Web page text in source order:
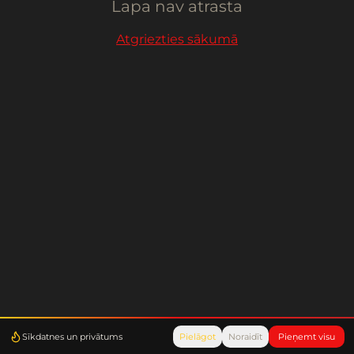
Sīkdatnes un privātums Pielāgot Noraidīt Pieņemt visu
Lapa nav atrasta
Atgriezties sākumā